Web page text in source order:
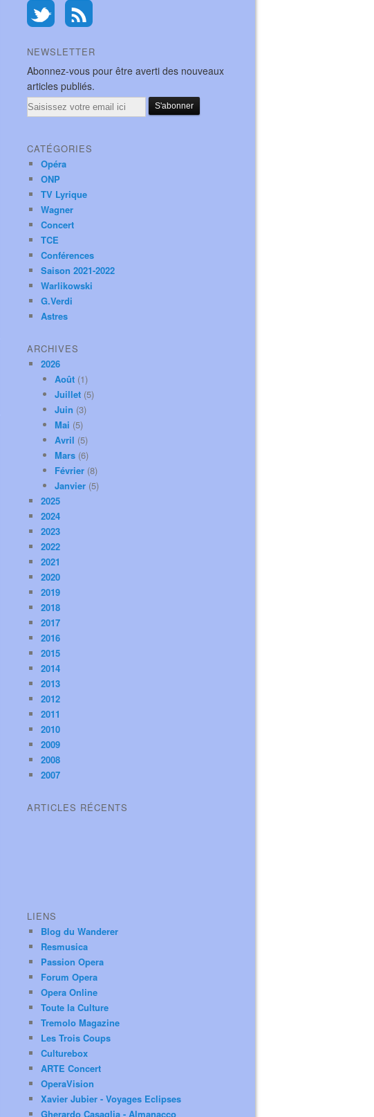
NEWSLETTER
Abonnez-vous pour être averti des nouveaux
articles publiés.
Email
CATÉGORIES
Opéra
ONP
TV Lyrique
Wagner
Concert
TCE
Conférences
Saison 2021-2022
Warlikowski
G.Verdi
Astres
ARCHIVES
2026
Août (1)
Juillet (5)
Juin (3)
Mai (5)
Avril (5)
Mars (6)
Février (8)
Janvier (5)
2025
2024
2023
2022
2021
2020
2019
2018
2017
2016
2015
2014
2013
2012
2011
2010
2009
2008
2007
ARTICLES RÉCENTS
LIENS
Blog du Wanderer
Resmusica
Passion Opera
Forum Opera
Opera Online
Toute la Culture
Tremolo Magazine
Les Trois Coups
Culturebox
ARTE Concert
OperaVision
Xavier Jubier - Voyages Eclipses
Gherardo Casaglia - Almanacco